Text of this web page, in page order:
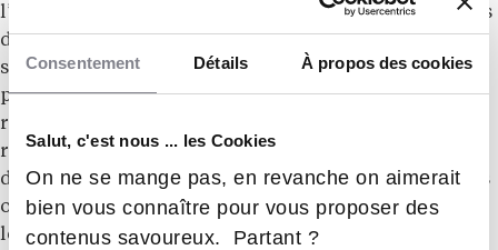
Consentement Détails À propos des cookies
Salut, c'est nous ... les Cookies
On ne se mange pas, en revanche on aimerait
bien vous connaître pour vous proposer des
contenus savoureux. Partant ?
l’enseignement varie en fonction du poste, des années
de service et de l’institution. Cependant, en 2021, le
salaire net mensuel d’un enseignant dans le secteur
public était de 2 660 euros selon les données
recueillies par la DEPP. Quels sont les métiers qui
recrutent le plus ? Selon France Travail, les fonctions
de professeur des écoles, de danse, de mathématiques
ou d’éducateur pour jeunes enfants comptent parmi
les plus recherchés. De nombreuses offres d’emploi